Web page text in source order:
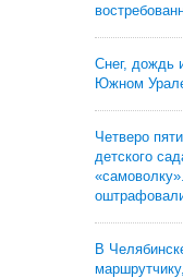
Снег, дождь
Южном
Четверо
детского
В